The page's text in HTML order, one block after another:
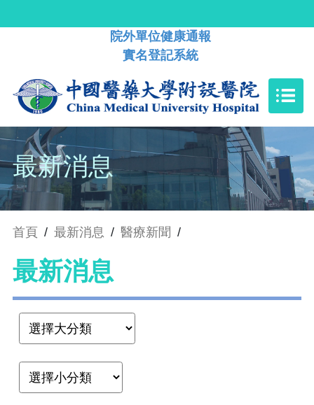
院外單位健康通報
實名登記系統
最新消息
首頁 / 最新消息 / 醫療新聞 /
最新消息